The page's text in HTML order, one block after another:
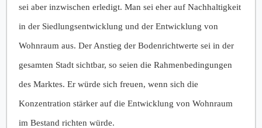
sei aber inzwischen erledigt. Man sei eher auf Nachhaltigkeit
in der Siedlungsentwicklung und der Entwicklung von
Wohnraum aus. Der Anstieg der Bodenrichtwerte sei in der
gesamten Stadt sichtbar, so seien die Rahmenbedingungen
des Marktes. Er würde sich freuen, wenn sich die
Konzentration stärker auf die Entwicklung von Wohnraum
im Bestand richten würde.